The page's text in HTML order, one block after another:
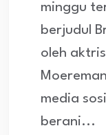
minggu
berjudul
oleh
media
berani...